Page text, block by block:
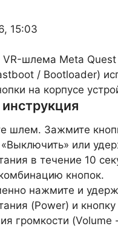
15:03
VR-шлема Meta
/ Bootloader)
на корпусе
шлем. Зажмите
или
в течение 10
кнопок.
нажмите и
(Power) и кнопку
громкости (Volume